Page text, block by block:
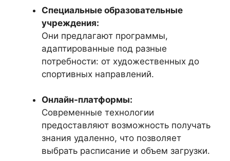
Специальные образовательные
учреждения:
Они предлагают программы,
адаптированные под разные
потребности: от художественных до
спортивных направлений.
Онлайн-платформы:
Современные технологии
предоставляют возможность получать
знания удаленно, что позволяет
выбрать расписание и объем загрузки.